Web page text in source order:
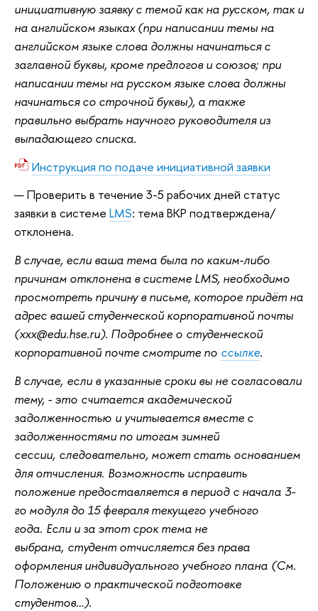
инициативную заявку с темой как на русском, так и
на английском языках (при написании темы на
английском языке слова должны начинаться с
заглавной буквы, кроме предлогов и союзов; при
написании темы на русском языке слова должны
начинаться со строчной буквы), а также
правильно выбрать научного руководителя из
выпадающего списка.
Инструкция по подаче инициативной заявки
Проверить в течение 3-5 рабочих дней статус
заявки в системе LMS: тема ВКР подтверждена/
отклонена.
В случае, если ваша тема была по каким-либо
причинам отклонена в системе LMS, необходимо
просмотреть причину в письме, которое придёт на
адрес вашей студенческой корпоративной почты
(xxx@edu.hse.ru). Подробнее о студенческой
корпоративной почте смотрите по ссылке.
В случае, если в указанные сроки вы не согласовали
тему, - это считается академической
задолженностью и учитывается вместе с
задолженностями по итогам зимней
сессии, следовательно, может стать основанием
для отчисления. Возможность исправить
положение предоставляется в период с начала 3-
го модуля до 15 февраля текущего учебного
года. Если и за этот срок тема не
выбрана, студент отчисляется без права
оформления индивидуального учебного плана (См.
Положению о практической подготовке
студентов…).